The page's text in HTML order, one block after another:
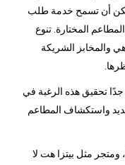
أن تسمح خدمة طلب
المختارة. تنوع
والمخابز الشريكة
تحقيق هذه الرغبة في
واستكشاف المطاعم
ومتجر مثل بيتزا هت لا